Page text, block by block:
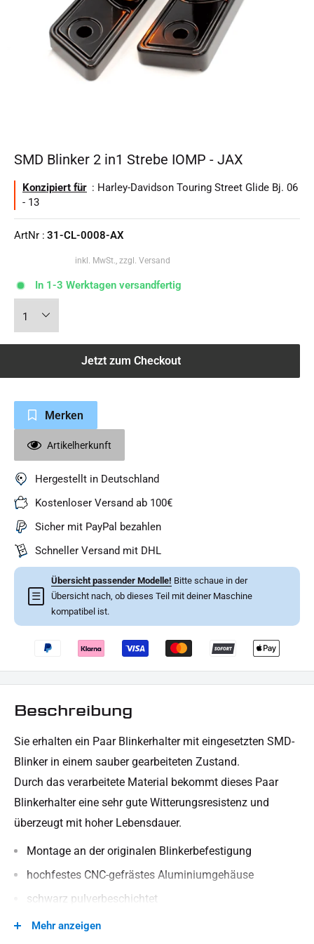
SMD Blinker 2 in1 Strebe IOMP - JAX
Konzipiert für : Harley-Davidson Touring Street Glide Bj. 06
- 13
ArtNr : 31-CL-0008-AX
inkl. MwSt., zzgl. Versand
In 1-3 Werktagen versandfertig
Jetzt zum Checkout
Merken
Artikelherkunft
Hergestellt in Deutschland
Kostenloser Versand ab 100€
Sicher mit PayPal bezahlen
Schneller Versand mit DHL
☰
Übersicht passender Modelle! Bitte schaue in der
Übersicht nach, ob dieses Teil mit deiner Maschine
kompatibel ist.
Beschreibung
Sie erhalten ein Paar Blinkerhalter mit eingesetzten SMD-
Blinker in einem sauber gearbeiteten Zustand.
Durch das verarbeitete Material bekommt dieses Paar
Blinkerhalter eine sehr gute Witterungsresistenz und
überzeugt mit hoher Lebensdauer.
Montage an der originalen Blinkerbefestigung
hochfestes CNC-gefrästes Aluminiumgehäuse
schwarz pulverbeschichtet
Kabellänge ca. 200 mm
Mehr anzeigen